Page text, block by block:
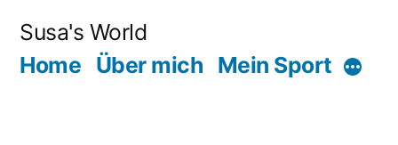
Inhalt
Susa's World
Home Über mich Mein Sport Mehr